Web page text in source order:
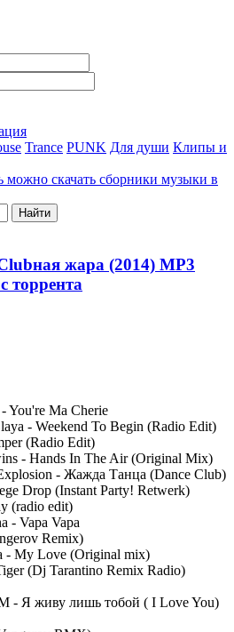
Trance PUNK Для души Клипы и
можно скачать сборники музыки в
Найти
жара (2014) MP3
торрента
You're Ma Cherie
- Weekend To Begin (Radio Edit)
(Radio Edit)
- Hands In The Air (Original Mix)
- Жажда Танца (Dance Club)
Drop (Instant Party! Retwerk)
(radio edit)
- Vapa Vapa
Remix)
- My Love (Original mix)
(Dj Tarantino Remix Radio)
- Я живу лишь тобой ( I Love You)